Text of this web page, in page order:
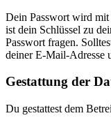
Dein Passwort wird mit
ist dein Schlüssel zu
Passwort fragen.
deiner E-Mail-Adresse
Gestattung der
Du gestattest dem